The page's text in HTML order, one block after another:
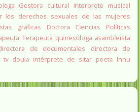
Gestora cultural
Interprete musical
los derechos sexuales de las mujeres
graficas
Doctora Ciencias Políticas
Terapeuta quinesóloga asambleista
de documentales
directora de
tv doula intérprete de sitar poeta Innu